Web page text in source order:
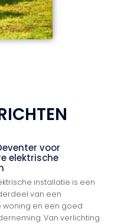
voor
elektrische
installatie is een
van een
en een goed
Van verlichting